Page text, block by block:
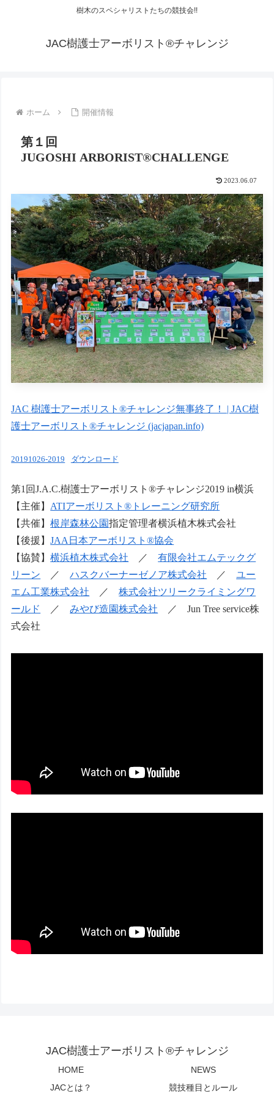
樹木のスペシャリストたちの競技会!!
JAC樹護士アーボリスト®チャレンジ
ホーム 開催情報
第１回
JUGOSHI ARBORIST®︎CHALLENGE
2023.06.07
JAC 樹護士アーボリスト®︎チャレンジ無事終了！ | JAC樹
護士アーボリスト®チャレンジ (jacjapan.info)
20191026-2019 ダウンロード
第1回J.A.C.樹護士アーボリスト®チャレンジ2019 in横浜
【主催】 ATIアーボリスト®トレーニング研究所
【共催】根岸森林公園指定管理者横浜植木株式会社
【後援】JAA日本アーボリスト®協会
【協賛】横浜植木株式会社 ／有限会社エムテックグ
リーン ／ハスクバーナーゼノア株式会社 ／ユー
エム工業株式会社 ／株式会社ツリークライミングワ
ールド
／みやび造園株式会社 ／ Jun Tree service株
式会社
JAC樹護士アーボリスト®チャレンジ
HOME
NEWS
JACとは？
競技種目とルール